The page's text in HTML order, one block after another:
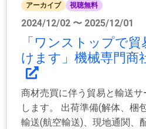
アーカイブ 視聴無料
2024/12/02 〜 2025/12/01
「ワンストップで
けます」機械専門商
商材売買に伴う貿易と輸送
します。 出荷準備(解体、梱
輸送(航空輸送)、現地通関、